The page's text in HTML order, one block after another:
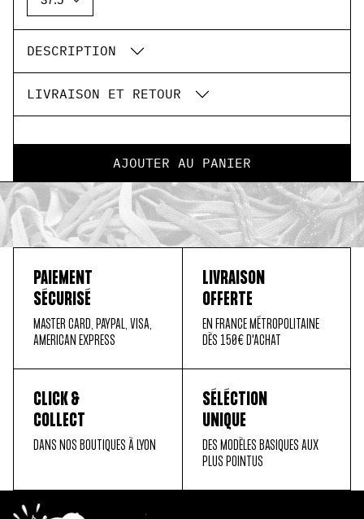
DESCRIPTION
LIVRAISON ET RETOUR
AJOUTER AU PANIER
PAIEMENT
SÉCURISÉ
MASTER CARD, PAYPAL, VISA,
AMERICAN EXPRESS
LIVRAISON
OFFERTE
EN FRANCE MÉTROPOLITAINE
DÈS 150€ D'ACHAT
CLICK &
COLLECT
DANS NOS BOUTIQUES À LYON
SÉLÉCTION
UNIQUE
DES MODÈLES BASIQUES AUX
PLUS POINTUS